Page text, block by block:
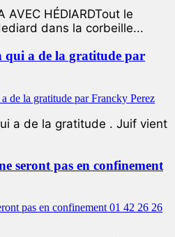
AVEC HÉDIARDTout le
dans la corbeille...
qui a de la gratitude par
a de la gratitude . Juif vient
seront pas en confinement